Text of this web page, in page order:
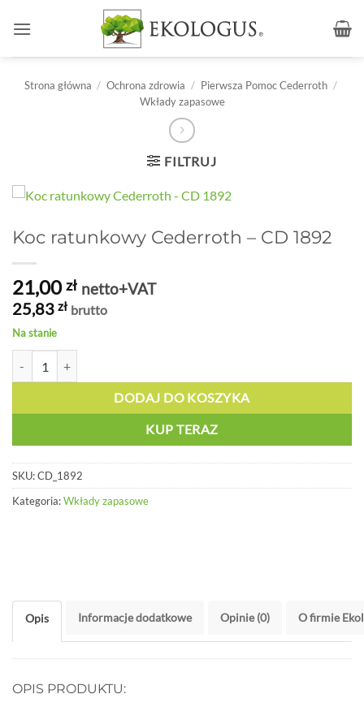
Strona główna / Ochrona zdrowia / Pierwsza Pomoc Cederroth /
Wkłady zapasowe
FILTRUJ
Koc ratunkowy Cederroth – CD 1892
21,00zł netto+VAT
25,83 zł brutto
Na stanie
DODAJ DO KOSZYKA
KUP TERAZ
SKU:CD_1892
Kategoria:Wkłady zapasowe
Opis Informacje dodatkowe Opinie (0) O firmie
OPIS PRODUKTU: